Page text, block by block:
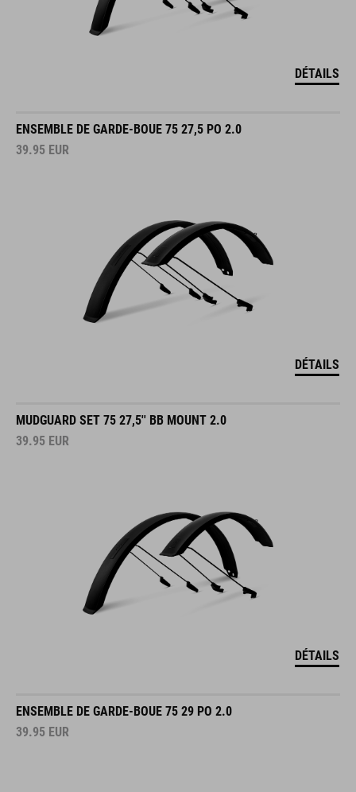
DÉTAILS
ENSEMBLE DE GARDE-BOUE 75 27,5 PO 2.0
39.95 EUR
DÉTAILS
MUDGUARD SET 75 27,5'' BB MOUNT 2.0
39.95 EUR
DÉTAILS
ENSEMBLE DE GARDE-BOUE 75 29 PO 2.0
39.95 EUR